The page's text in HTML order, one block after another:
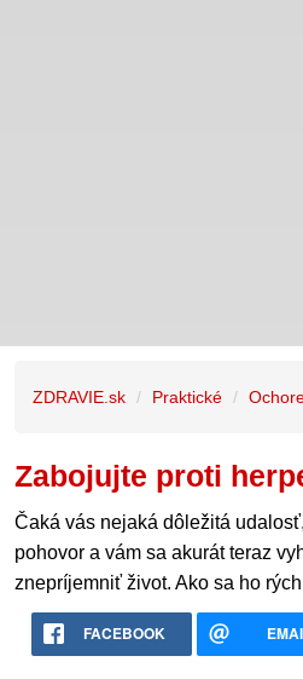
ZDRAVIE.sk Praktické
Zabojujte proti
Čaká vás nejaká dôležitá
pohovor a vám sa akurát teraz
znepríjemniť život. Ako sa ho
FACEBOOK